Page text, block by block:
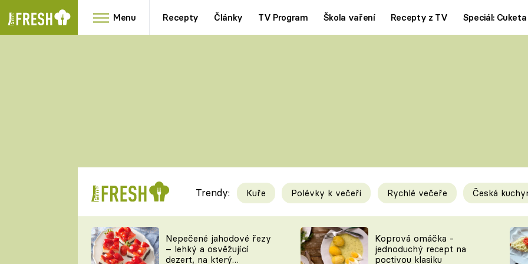
Menu Recepty Články TV Program Škola vaření Recepty z TV Speciál: Cuketa
RYCHLOVKY
Videorecepty
TEĎ VAŘÍ ŠÉF!
Tipy a triky
KAM ZA JÍDLEM
Trendy: Kuře Polévky k večeři Rychlé večeře Česká
Nepečené jahodové řezy
– lehký a osvěžující
dezert, na který
Koprová omáčka -
jednoduchý recept na
poctivou klasiku